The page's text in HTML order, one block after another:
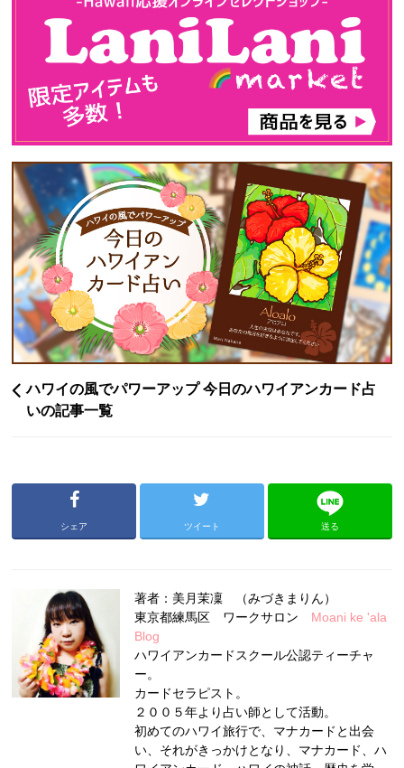
ハワイの風でパワーアップ 今日のハワイアンカード占
いの記事一覧
シェア ツイート 送る
著者：美月茉凜 （みづきまりん）
東京都練馬区 ワークサロン Moani ke 'ala
Blog
ハワイアンカードスクール公認ティーチャ
ー。
カードセラピスト。
２００５年より占い師として活動。
初めてのハワイ旅行で、マナカードと出会
い、それがきっかけとなり、マナカード、ハ